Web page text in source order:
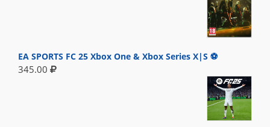
EA SPORTS FC 25 Xbox One & Xbox Series X|S ⚽
345.00